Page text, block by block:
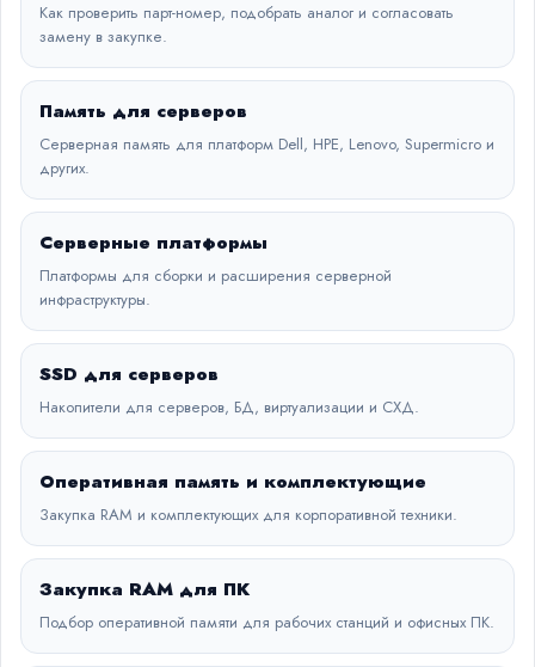
Как проверить парт-номер, подобрать аналог и согласовать
замену в закупке.
Память для серверов
Серверная память для платформ Dell, HPE, Lenovo, Supermicro и
других.
Серверные платформы
Платформы для сборки и расширения серверной
инфраструктуры.
SSD для серверов
Накопители для серверов, БД, виртуализации и СХД.
Оперативная память и комплектующие
Закупка RAM и комплектующих для корпоративной техники.
Закупка RAM для ПК
Подбор оперативной памяти для рабочих станций и офисных ПК.